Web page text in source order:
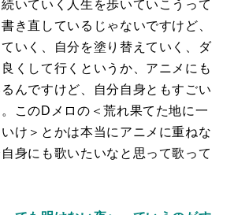
いていく人生を歩いていこうって
き直しているじゃないですけど、
いく、自分を塗り替えていく、ダ
くして行くというか、アニメにも
んですけど、自分自身ともすごい
このDメロの＜荒れ果てた地に一
け＞とかは本当にアニメに重ねな
身にも歌いたいなと思って歌って